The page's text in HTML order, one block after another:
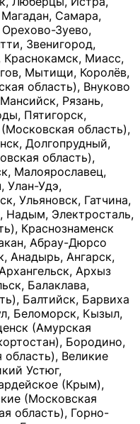
Самара,
Зуево,
Звенигород,
Миасс,
Мытищи, Королёв,
область), Внуково
Рязань,
Пятигорск,
область),
Долгопрудный,
область),
Малоярославец,
Улан-Удэ,
Ульяновск, Гатчина,
Надым, Электросталь,
Краснознаменск
Абрау-Дюрсо
Анадырь, Ангарск,
Архыз
Балаклава,
Балтийск, Барвиха
Беломорск, Кызыл,
(Амурская
Бородино,
область), Великие
Устюг,
(Крым),
(Московская
область), Горно-